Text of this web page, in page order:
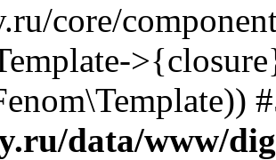
core/
data/www/